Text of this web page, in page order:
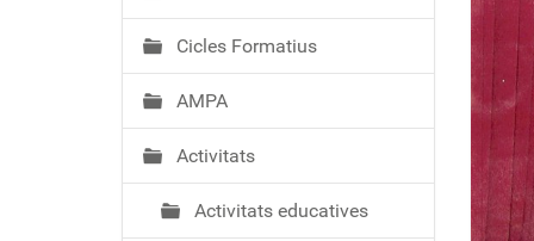
Cicles Formatius
AMPA
Activitats
Activitats educatives